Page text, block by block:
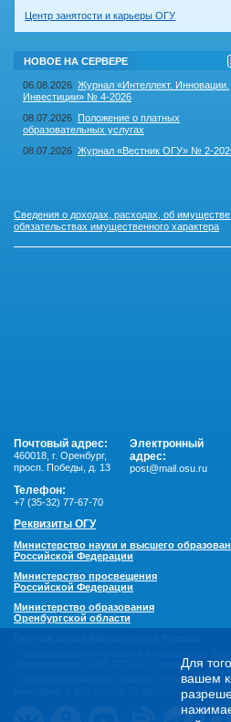
Центр занятости и карьеры ОГУ
НОВОЕ НА СЕРВЕРЕ
06.08.2026 Журнал «Интеллект. Инновации.
Инвестиции» № 4-2026
08.07.2026 Положение о платных
образовательных услугах
08.07.2026 Журнал «Вестник ОГУ» № 2-
Для
вашем
Сведения о доходах, расходах, об
обязательствах имущественного характера
Почтовый адрес:
460018 г. Оренбург,
просп. Победы, д. 13
Электронный
адрес:
post@mail.osu.ru
Телефон:
+7 (35-32) 77-67-70
Реквизиты ОГУ
Министерство науки и высшего
Российской Федерации
Министерство просвещения
Российской Федерации
Министерство образования
Оренбургской области
8 800 222-55-71 (доб. 1)
- по психологической помощи студенческой